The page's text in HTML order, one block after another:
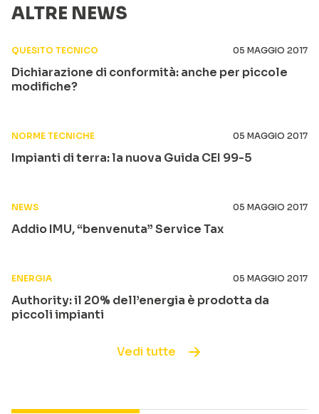
ALTRE NEWS
QUESITO TECNICO 05 MAGGIO 2017
Dichiarazione di conformità: anche per piccole
modifiche?
NORME TECNICHE 05 MAGGIO 2017
Impianti di terra: la nuova Guida CEI 99-5
NEWS 05 MAGGIO 2017
Addio IMU, “benvenuta” Service Tax
ENERGIA 05 MAGGIO 2017
Authority: il 20% dell’energia è prodotta da
piccoli impianti
Vedi tutte